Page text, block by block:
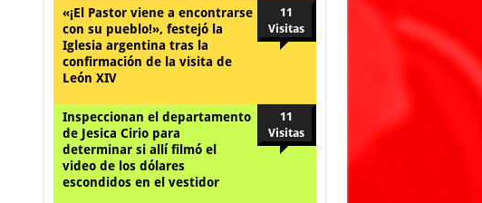
«¡El Pastor viene a encontrarse
con su pueblo!», festejó la
Iglesia argentina tras la
confirmación de la visita de
León XIV
11
Visitas
Inspeccionan el departamento
de Jesica Cirio para
determinar si allí filmó el
video de los dólares
escondidos en el vestidor
11
Visitas